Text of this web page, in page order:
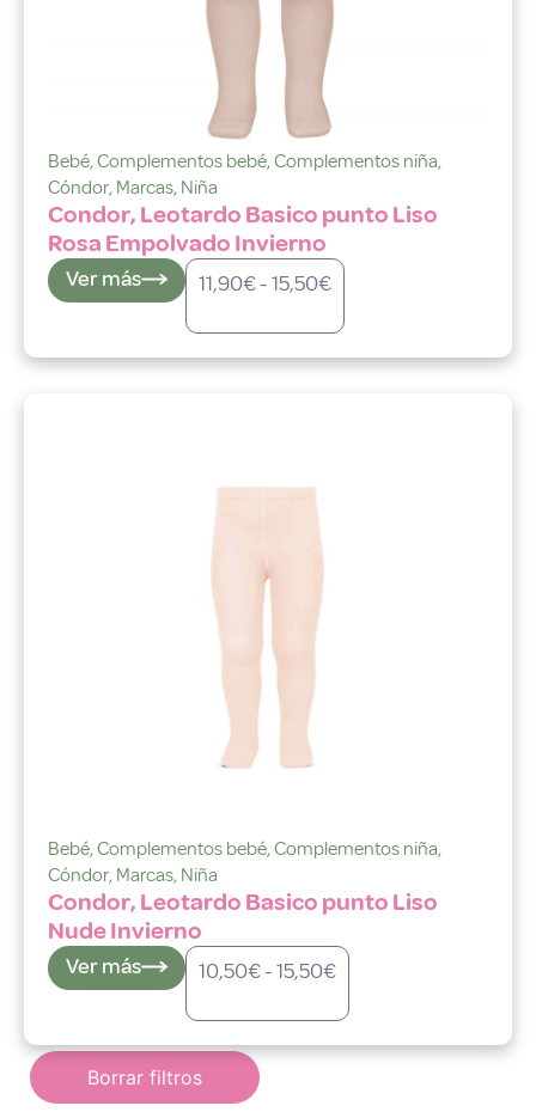
Borrar filtros
Bebé,Complementos bebé,Complementos niña,
Cóndor, Marcas, Niña
Condor, Leotardo Basico punto Liso
Rosa Empolvado Invierno
Ver más 11,90€-15,50€
Bebé,Complementos bebé,Complementos niña,
Cóndor, Marcas, Niña
Condor, Leotardo Basico punto Liso
Nude Invierno
Ver más 10,50€-15,50€